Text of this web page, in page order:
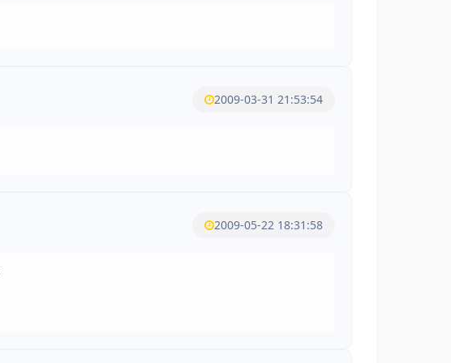
2009-03-31 21:53:54
2009-05-22 18:31:58